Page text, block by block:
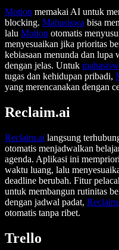
Motion memakai AI untuk
blocking. Mahasiswa bisa
lalu Motion otomatis
menyesuaikan jika prioritas
kebiasaan menunda dan
dengan jelas. Untuk
tugas dan kehidupan pribadi,
yang merencanakan dengan
Reclaim.ai
Reclaim.ai langsung
otomatis menjadwalkan
agenda. Aplikasi ini
waktu luang, lalu
deadline berubah. Fitur
untuk membangun rutinitas
dengan jadwal padat,
otomatis tanpa ribet.
Trello